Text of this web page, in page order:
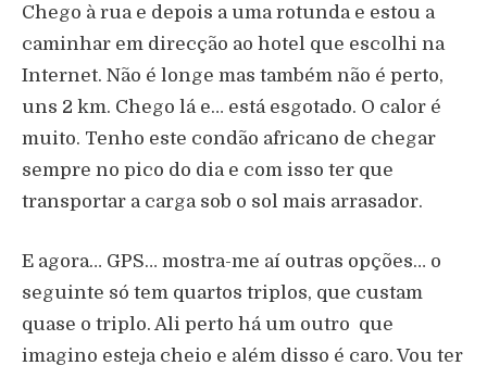
Chego à rua e depois a uma rotunda e estou a
caminhar em direcção ao hotel que escolhi na
Internet. Não é longe mas também não é perto,
uns 2 km. Chego lá e… está esgotado. O calor é
muito. Tenho este condão africano de chegar
sempre no pico do dia e com isso ter que
transportar a carga sob o sol mais arrasador.
E agora… GPS… mostra-me aí outras opções… o
seguinte só tem quartos triplos, que custam
quase o triplo. Ali perto há um outro que
imagino esteja cheio e além disso é caro. Vou ter